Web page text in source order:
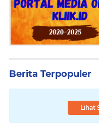
Berita Terpopuler
Lihat